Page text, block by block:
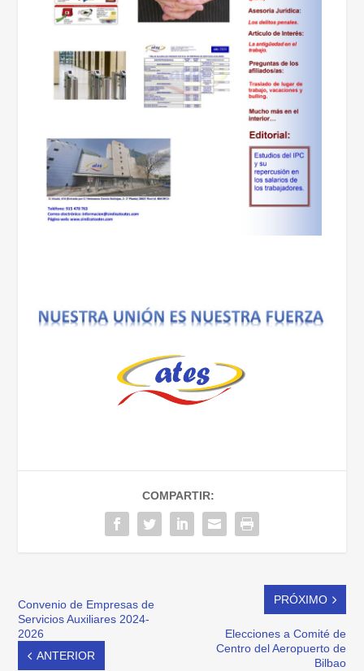
COMPARTIR:
Convenio de Empresas de
Servicios Auxiliares 2024-
2026
ANTERIOR
PRÓXIMO
Elecciones a Comité de
Centro del Aeropuerto de
Bilbao